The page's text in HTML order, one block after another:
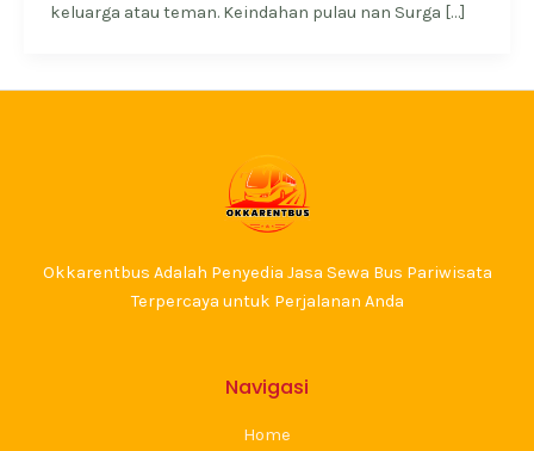
keluarga atau teman. Keindahan pulau nan Surga […]
Okkarentbus Adalah Penyedia Jasa Sewa Bus Pariwisata
Terpercaya untuk Perjalanan Anda
Navigasi
Home